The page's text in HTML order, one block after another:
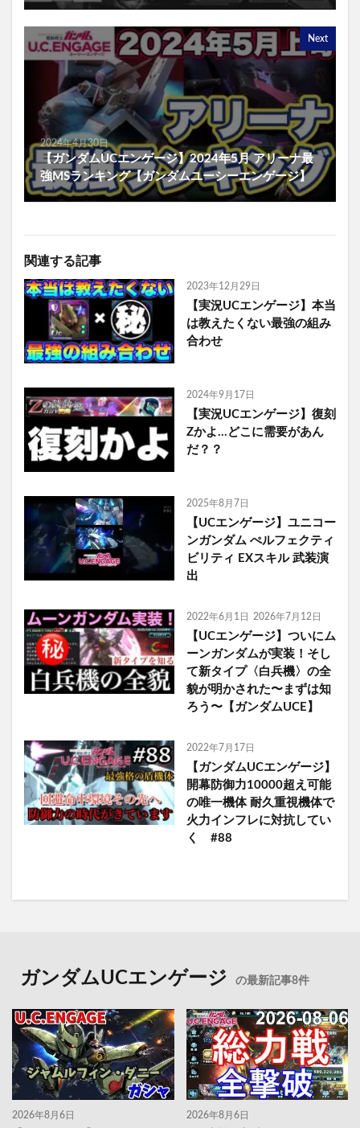
Next
2024年4月30日
【ガンダムUCエンゲージ】2024年5月 アリーナ最
強MSランキング【ガンダムユーシーエンゲージ】
関連する記事
2023年12月29日
【実況UCエンゲージ】本当
は教えたくない最強の組み
合わせ
2024年9月17日
【実況UCエンゲージ】復刻
Zかよ…どこに需要があん
だ？？
2025年8月7日
【UCエンゲージ】ユニコー
ンガンダム ぺルフェクティ
ビリティ EXスキル 武装演
出
2022年6月1日 2026年7月12日
【UCエンゲージ】ついにム
ーンガンダムが実装！そし
て新タイプ〈白兵機〉の全
貌が明かされた〜まずは知
ろう〜【ガンダムUCE】
2022年7月17日
【ガンダムUCエンゲージ】
開幕防御力10000超え可能
の唯一機体 耐久重視機体で
火力インフレに対抗してい
く #88
ガンダムUCエンゲージ の最新記事8件
2026年8月6日 2026年8月6日